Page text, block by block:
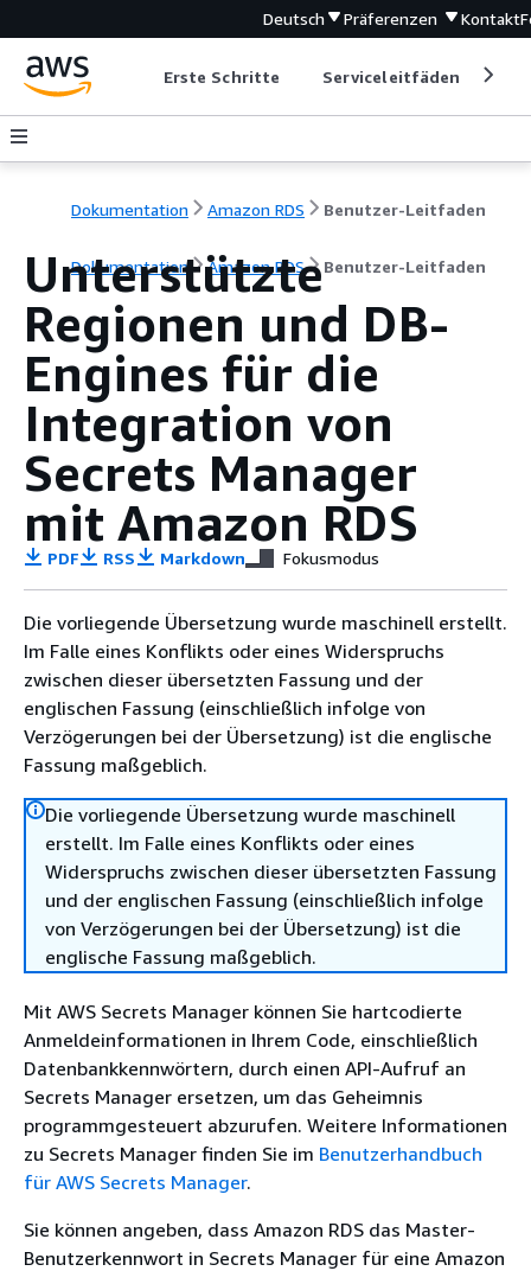
Deutsch Präferenzen Kontakt
Erste Schritte Serviceleitfäden
Dokumentation Amazon RDS Benutzer-Leitfaden
Dokumentation Amazon RDS Benutzer-Leitfaden
Unterstützte
Regionen und DB-
Engines für die
Integration von
Secrets Manager
mit Amazon RDS
PDF RSS Markdown Fokusmodus
Die vorliegende Übersetzung wurde maschinell erstellt.
Im Falle eines Konflikts oder eines Widerspruchs
zwischen dieser übersetzten Fassung und der
englischen Fassung (einschließlich infolge von
Verzögerungen bei der Übersetzung) ist die englische
Fassung maßgeblich.
Die vorliegende Übersetzung wurde maschinell
erstellt. Im Falle eines Konflikts oder eines
Widerspruchs zwischen dieser übersetzten Fassung
und der englischen Fassung (einschließlich infolge
von Verzögerungen bei der Übersetzung) ist die
englische Fassung maßgeblich.
Mit AWS Secrets Manager können Sie hartcodierte
Anmeldeinformationen in Ihrem Code, einschließlich
Datenbankkennwörtern, durch einen API-Aufruf an
Secrets Manager ersetzen, um das Geheimnis
programmgesteuert abzurufen. Weitere Informationen
zu Secrets Manager finden Sie im Benutzerhandbuch
für AWS Secrets Manager.
Sie können angeben, dass Amazon RDS das Master-
Benutzerkennwort in Secrets Manager für eine Amazon